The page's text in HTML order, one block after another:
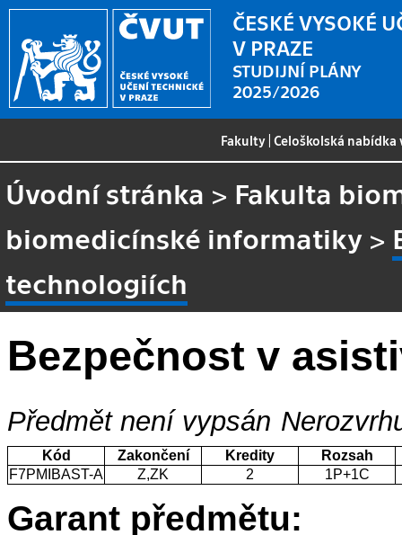
ČESKÉ VYSOKÉ
V PRAZE
STUDIJNÍ PLÁNY
2025/2026
Fakulty |Celoškolská
Úvodní stránka > Fakulta
biomedicínské informatiky >
technologiích
Bezpečnost v
Předmět není vypsán
Kód Zakončení Kredity Rozsah
F7PMIBAST-A
Z,ZK 2 1P+1C
Garant předmětu: